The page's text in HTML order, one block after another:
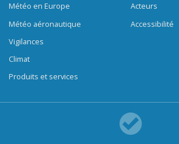
Météo en Europe
Météo aéronautique
Vigilances
Climat
Produits et services
Acteurs
Accessibilité